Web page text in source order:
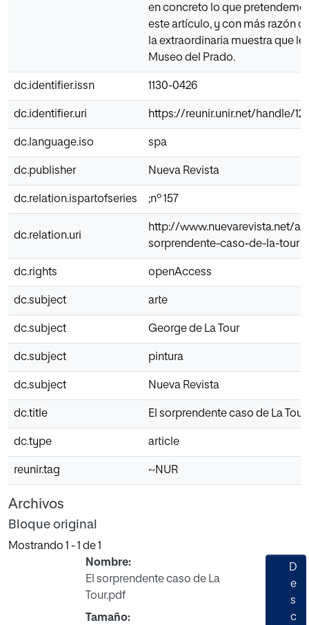
en concreto lo que
este artículo, y con más razón
la extraordinaria muestra que le
Museo del Prado.
dc.identifier.issn 1130-0426
dc.identifier.uri https://reunir.unir.net/handle/
dc.language.iso spa
dc.publisher Nueva Revista
dc.relation.ispartofseries ;nº 157
dc.relation.uri
http://www.nuevarevista.net/
sorprendente-caso-de-la-tour
dc.rights openAccess
dc.subject arte
dc.subject George de La Tour
dc.subject pintura
dc.subject Nueva Revista
dc.title El sorprendente caso de La Tour
dc.type article
reunir.tag ~NUR
Archivos
Bloque original
Mostrando 1 - 1 de 1
Nombre:
El sorprendente caso de La
Tour.pdf
Tamaño:
D
e
s
c